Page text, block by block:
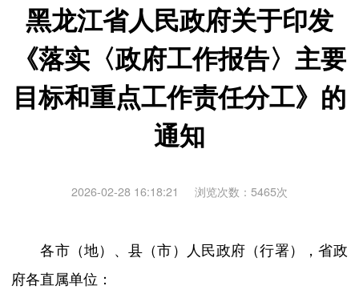
黑龙江省人民政府关于印发
《落实〈政府工作报告〉主要
目标和重点工作责任分工》的
通知
2026-02-28 16:18:21 浏览次数： 5465次
各市（地）、县（市）人民政府（行署），省政
府各直属单位：